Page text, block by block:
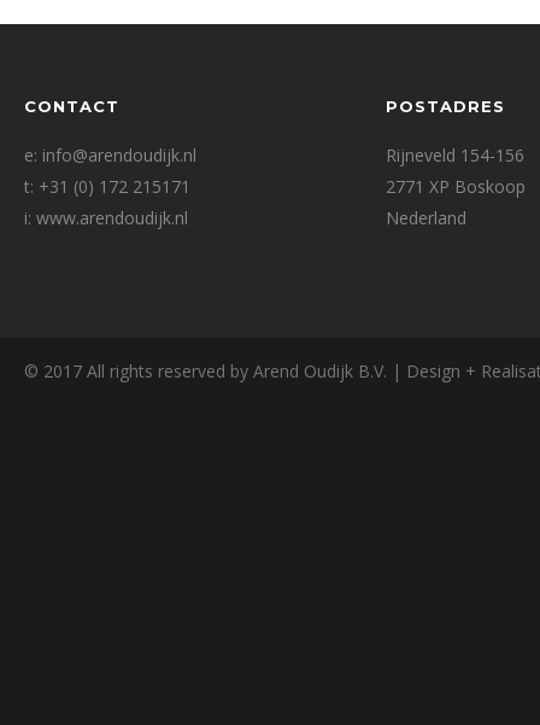
CONTACT
e: info@arendoudijk.nl
t: +31 (0) 172 215171
i: www.arendoudijk.nl
POSTADRES
Rijneveld 154-156
2771 XP Boskoop
Nederland
© 2017 All rights reserved by Arend Oudijk B.V. | Design +